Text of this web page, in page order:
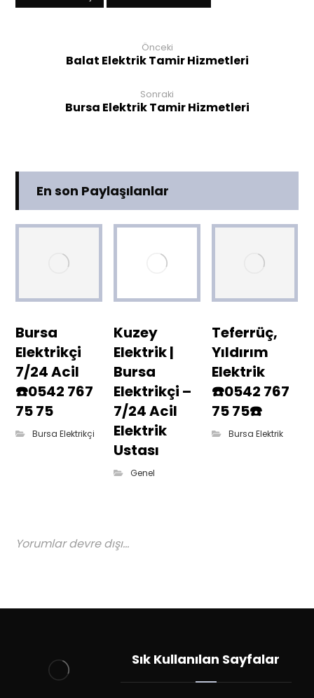
Önceki
Balat Elektrik Tamir Hizmetleri
Sonraki
Bursa Elektrik Tamir Hizmetleri
En son Paylaşılanlar
Bursa
Elektrikçi
7/24 Acil
☎️0542 767
75 75
Bursa Elektrikçi
Kuzey
Elektrik |
Bursa
Elektrikçi –
7/24 Acil
Elektrik
Ustası
Genel
Teferrüç,
Yıldırım
Elektrik
☎️0542 767
75 75☎️
Bursa Elektrik
Yorumlar devre dışı...
Sık Kullanılan Sayfalar